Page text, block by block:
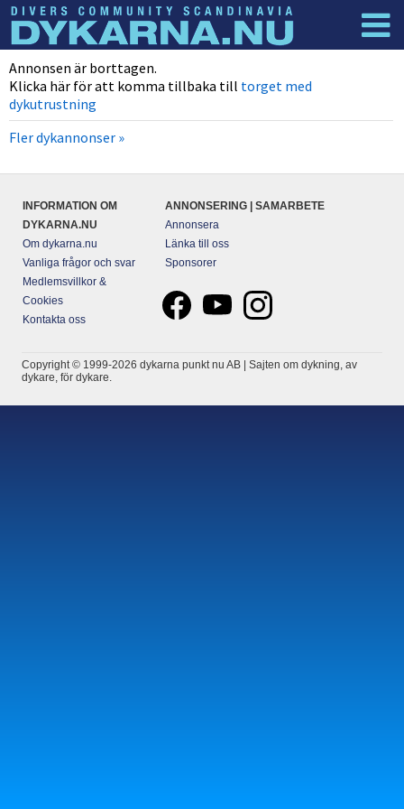
Dyknyheter
Annonsen är borttagen.
Klicka här för att komma tillbaka till torget med
dykutrustning
Fler dykannonser »
INFORMATION OM
DYKARNA.NU
Om dykarna.nu
Vanliga frågor och svar
Medlemsvillkor &
Cookies
Kontakta oss
ANNONSERING | SAMARBETE
Annonsera
Länka till oss
Sponsorer
Copyright © 1999-2026 dykarna punkt nu AB | Sajten om dykning, av
dykare, för dykare.